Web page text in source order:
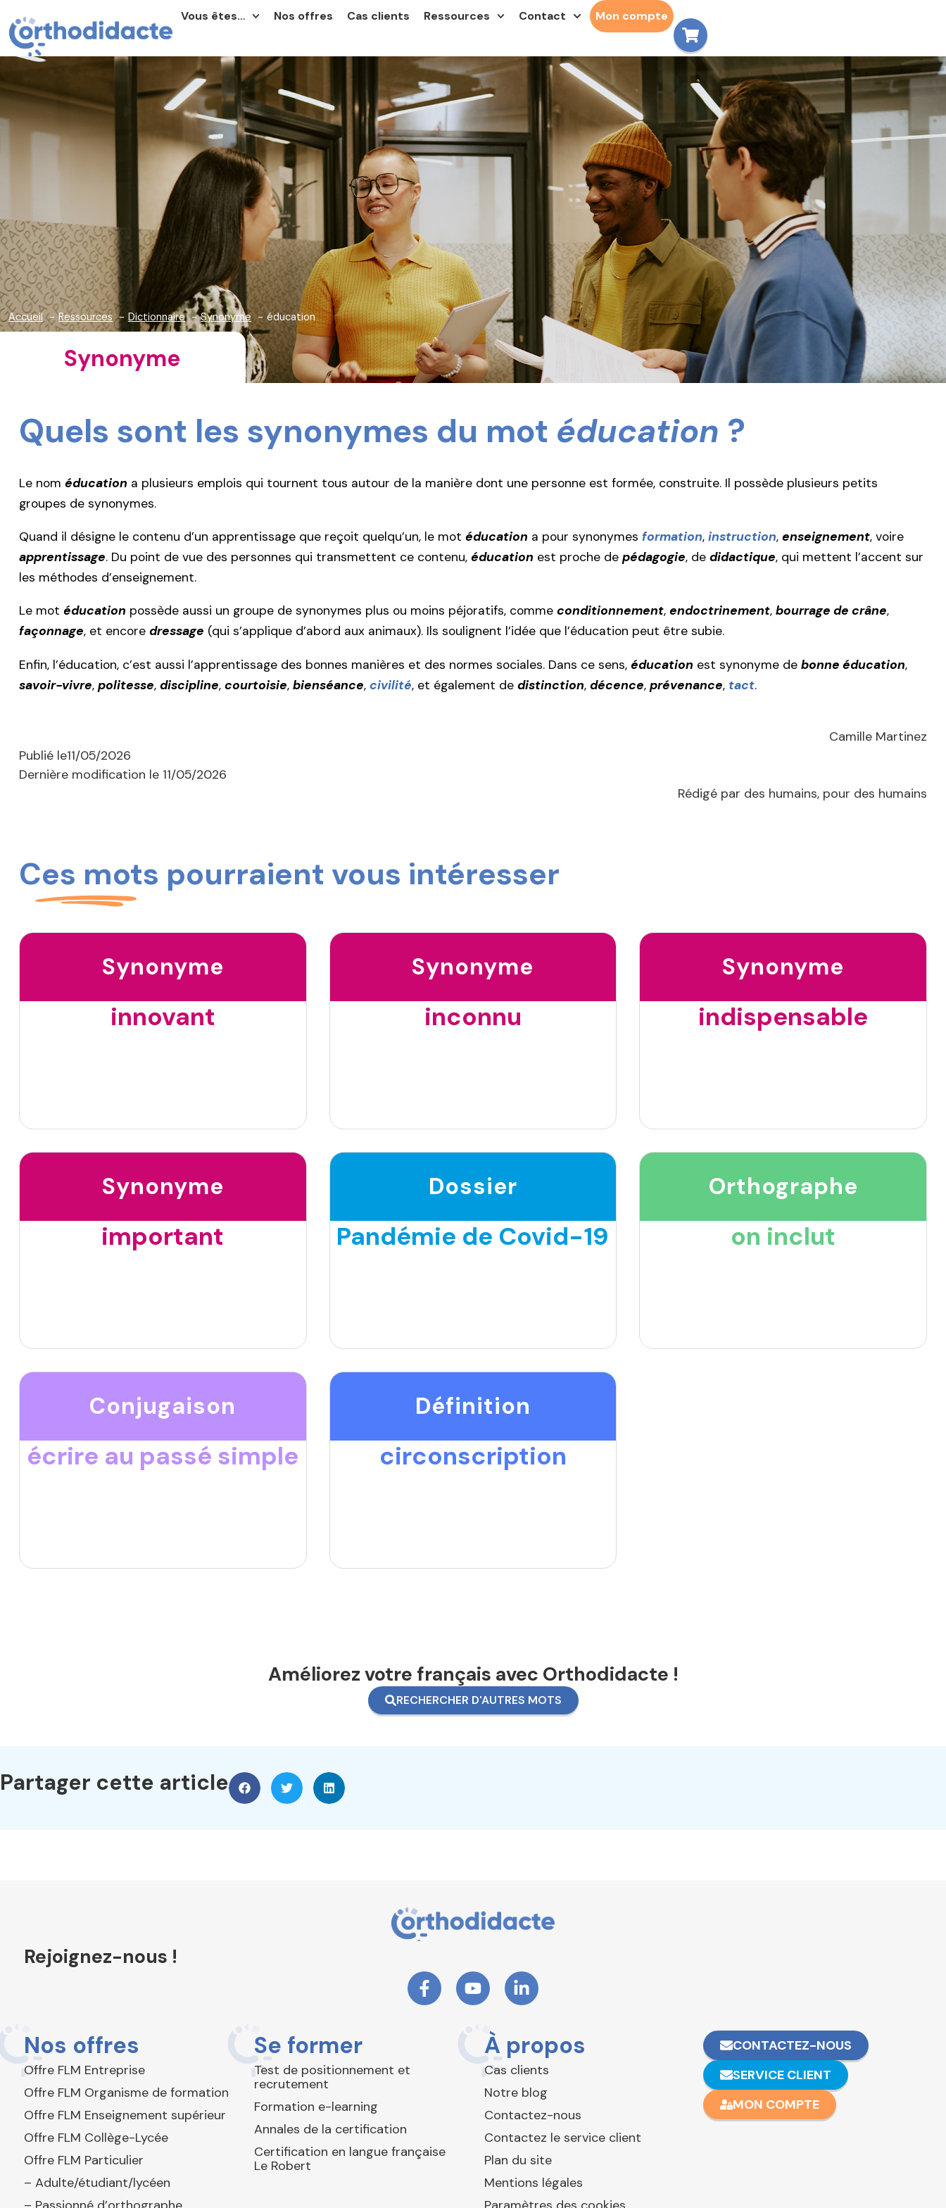
Vous êtes… Nos offres Cas clients Ressources Contact Mon compte
Accueil Ressources Dictionnaire Synonyme éducation
Synonyme
Quels sont les synonymes du mot éducation ?
Le nom éducation a plusieurs emplois qui tournent tous autour de la manière dont une personne est formée, construite. Il possède plusieurs petits
groupes de synonymes.
Quand il désigne le contenu d’un apprentissage que reçoit quelqu’un, le mot éducation a pour synonymes formation, instruction, enseignement, voire
apprentissage. Du point de vue des personnes qui transmettent ce contenu, éducation est proche de pédagogie, de didactique, qui mettent l’accent sur
les méthodes d’enseignement.
Le mot éducation possède aussi un groupe de synonymes plus ou moins péjoratifs, comme conditionnement, endoctrinement, bourrage de crâne,
façonnage, et encore dressage (qui s’applique d’abord aux animaux). Ils soulignent l’idée que l’éducation peut être subie.
Enfin, l’éducation, c’est aussi l’apprentissage des bonnes manières et des normes sociales. Dans ce sens, éducation est synonyme de bonne éducation,
savoir-vivre, politesse, discipline, courtoisie, bienséance, civilité, et également de distinction, décence, prévenance, tact.
Camille Martinez
Publié le11/05/2026
Dernière modification le 11/05/2026
Rédigé par des humains, pour des humains
Ces mots pourraient vous intéresser
Synonyme
innovant
Synonyme
inconnu
Synonyme
indispensable
Synonyme
important
Dossier
Pandémie de Covid-19
Orthographe
on inclut
Conjugaison
écrire au passé simple
Définition
circonscription
Améliorez votre français avec Orthodidacte !
RECHERCHER D'AUTRES MOTS
Partager cette article
Rejoignez-nous !
Nos offres
Offre FLM Entreprise
Offre FLM Organisme de formation
Offre FLM Enseignement supérieur
Offre FLM Collège-Lycée
Offre FLM Particulier
– Adulte/étudiant/lycéen
Se former
Test de positionnement et
recrutement
Formation e-learning
Annales de la certification
Certification en langue française
Le Robert
À propos
Cas clients
Notre blog
Contactez-nous
Contactez le service client
Plan du site
Mentions légales
CONTACTEZ-NOUS
SERVICE CLIENT
MON COMPTE